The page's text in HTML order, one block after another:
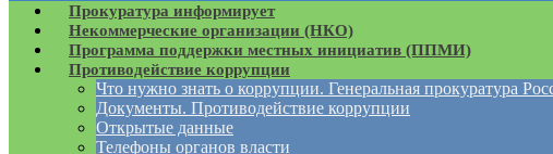
Прокуратура информирует
Некоммерческие организации (НКО)
Программа поддержки местных инициатив (ППМИ)
Противодействие коррупции
Что нужно знать о коррупции. Генеральная прокуратура
Документы. Противодействие коррупции
Открытые данные
Телефоны органов власти